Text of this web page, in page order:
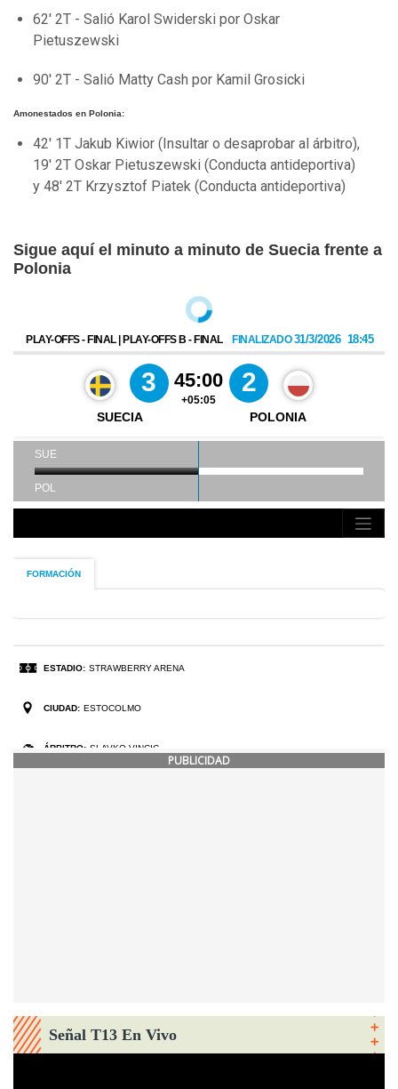
62' 2T - Salió Karol Swiderski por Oskar
Pietuszewski
90' 2T - Salió Matty Cash por Kamil Grosicki
Amonestados en Polonia:
42' 1T Jakub Kiwior (Insultar o desaprobar al árbitro),
19' 2T Oskar Pietuszewski (Conducta antideportiva)
y 48' 2T Krzysztof Piatek (Conducta antideportiva)
Sigue aquí el minuto a minuto de Suecia frente a
Polonia
PUBLICIDAD
Señal T13 En Vivo